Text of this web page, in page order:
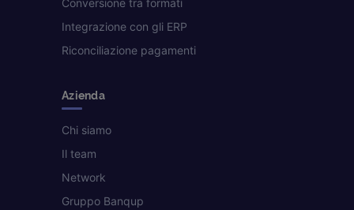
Conversione tra formati
Integrazione con gli ERP
Riconciliazione pagamenti
Azienda
Chi siamo
Il team
Network
Gruppo Banqup